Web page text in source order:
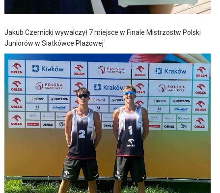
Jakub Czernicki wywalczył 7 miejsce w Finale Mistrzostw Polski
Juniorów w Siatkówce Plażowej